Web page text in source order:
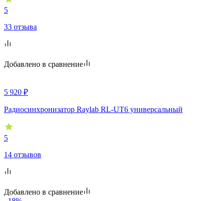
5
33 отзыва
Добавлено в сравнение
5 920 ₽
Радиосинхронизатор Raylab RL-UT6 универсальный
5
14 отзывов
Добавлено в сравнение